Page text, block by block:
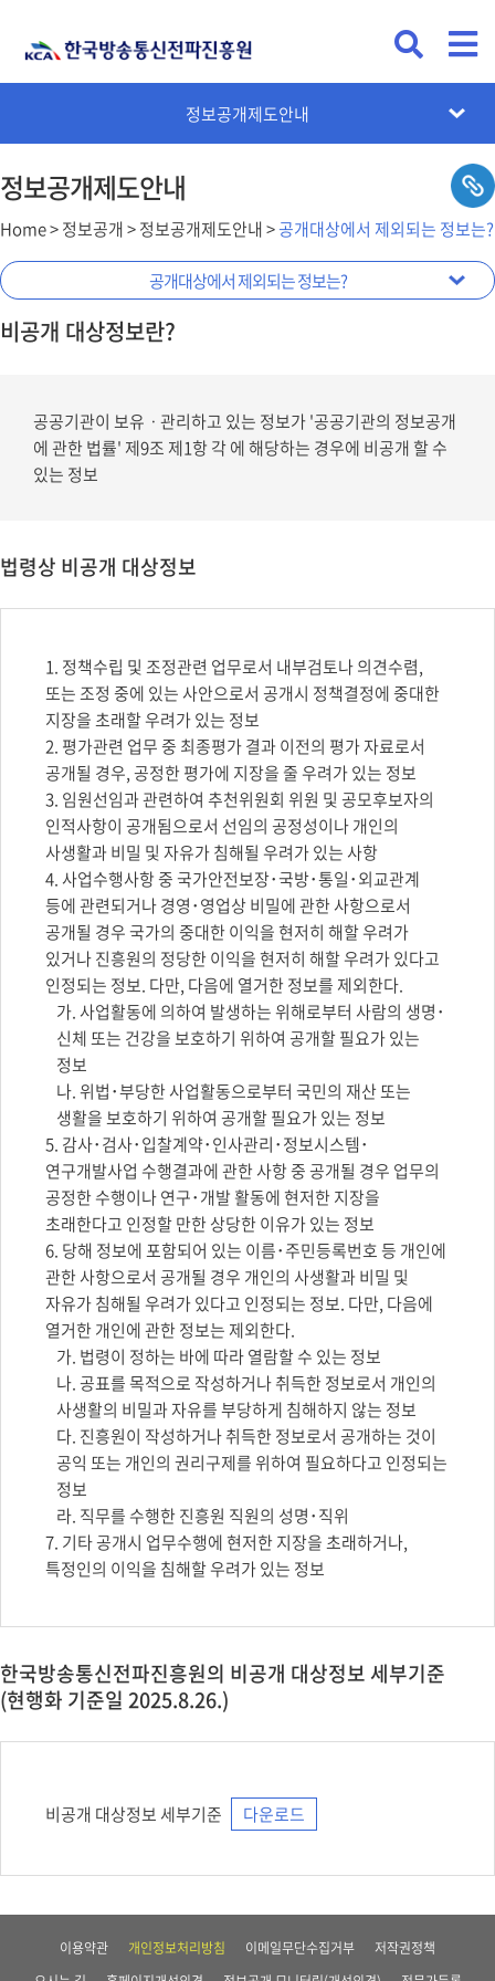
정보공개제도안내
정보목록
공공데이터개방 안내
직원 국외출장 현황
시설자원개방
정보공개 모니터링(개선의견)
사규 제‧개정 예고
정보공개제도안내
Home > 정보공개 > 정보공개제도안내 >공개대상에서 제외되는 정보는?
정보공개제도안내
정보공개 제도란?
공개대상에서 제외되는 정보는?
정보공개에 대한 불복구제제도는?
수수료 및 감면비율
비공개 대상정보란?
공공기관이 보유ㆍ관리하고 있는 정보가 '공공기관의 정보공개
에 관한 법률' 제9조 제1항 각 에 해당하는 경우에 비공개 할 수
있는 정보
법령상 비공개 대상정보
1. 정책수립 및 조정관련 업무로서 내부검토나 의견수렴,
또는 조정 중에 있는 사안으로서 공개시 정책결정에 중대한
지장을 초래할 우려가 있는 정보
2. 평가관련 업무 중 최종평가 결과 이전의 평가 자료로서
공개될 경우, 공정한 평가에 지장을 줄 우려가 있는 정보
3. 임원선임과 관련하여 추천위원회 위원 및 공모후보자의
인적사항이 공개됨으로서 선임의 공정성이나 개인의
사생활과 비밀 및 자유가 침해될 우려가 있는 사항
4. 사업수행사항 중 국가안전보장･국방･통일･외교관계
등에 관련되거나 경영･영업상 비밀에 관한 사항으로서
공개될 경우 국가의 중대한 이익을 현저히 해할 우려가
있거나 진흥원의 정당한 이익을 현저히 해할 우려가 있다고
인정되는 정보. 다만, 다음에 열거한 정보를 제외한다.
가. 사업활동에 의하여 발생하는 위해로부터 사람의 생명･
신체 또는 건강을 보호하기 위하여 공개할 필요가 있는
정보
나. 위법･부당한 사업활동으로부터 국민의 재산 또는
생활을 보호하기 위하여 공개할 필요가 있는 정보
5. 감사･검사･입찰계약･인사관리･정보시스템･
연구개발사업 수행결과에 관한 사항 중 공개될 경우 업무의
공정한 수행이나 연구･개발 활동에 현저한 지장을
초래한다고 인정할 만한 상당한 이유가 있는 정보
6. 당해 정보에 포함되어 있는 이름･주민등록번호 등 개인에
관한 사항으로서 공개될 경우 개인의 사생활과 비밀 및
자유가 침해될 우려가 있다고 인정되는 정보. 다만, 다음에
열거한 개인에 관한 정보는 제외한다.
가. 법령이 정하는 바에 따라 열람할 수 있는 정보
나. 공표를 목적으로 작성하거나 취득한 정보로서 개인의
사생활의 비밀과 자유를 부당하게 침해하지 않는 정보
다. 진흥원이 작성하거나 취득한 정보로서 공개하는 것이
공익 또는 개인의 권리구제를 위하여 필요하다고 인정되는
정보
라. 직무를 수행한 진흥원 직원의 성명･직위
7. 기타 공개시 업무수행에 현저한 지장을 초래하거나,
특정인의 이익을 침해할 우려가 있는 정보
한국방송통신전파진흥원의 비공개 대상정보 세부기준
(현행화 기준일 2025.8.26.)
비공개 대상정보 세부기준 다운로드
이용약관 개인정보처리방침 이메일무단수집거부
저작권정책